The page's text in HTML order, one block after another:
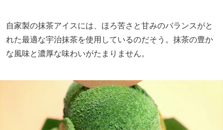
自家製の抹茶アイスには、ほろ苦さと甘みのバランスがと
れた最適な宇治抹茶を使用しているのだそう。抹茶の豊か
な風味と濃厚な味わいがたまりません。